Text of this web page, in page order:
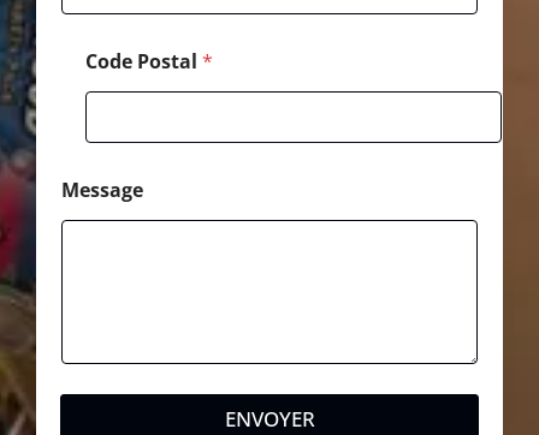
Code Postal *
Message
ENVOYER